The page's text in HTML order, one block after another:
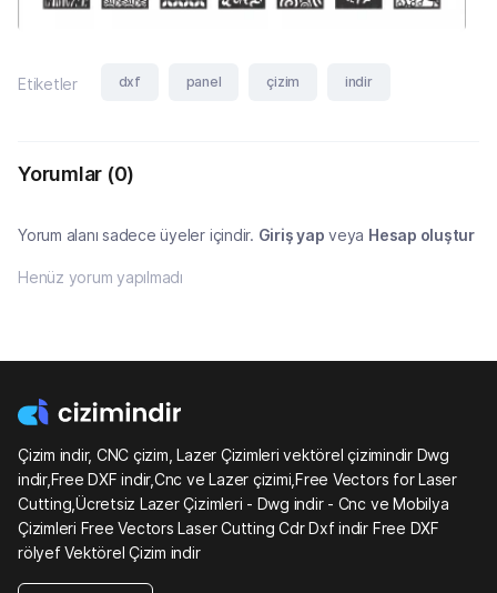
Etiketler dxf panel çizim indir
Yorumlar (0)
Yorum alanı sadece üyeler içindir. Giriş yap veya Hesap oluştur
Henüz yorum yapılmadı
Çizim indir, CNC çizim, Lazer Çizimleri vektörel çizimindir Dwg
indir,Free DXF indir,Cnc ve Lazer çizimi,Free Vectors for Laser
Cutting,Ücretsiz Lazer Çizimleri - Dwg indir - Cnc ve Mobilya
Çizimleri Free Vectors Laser Cutting Cdr Dxf indir Free DXF
rölyef Vektörel Çizim indir